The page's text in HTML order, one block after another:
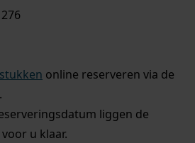
online reserveren via de
liggen de
u klaar.